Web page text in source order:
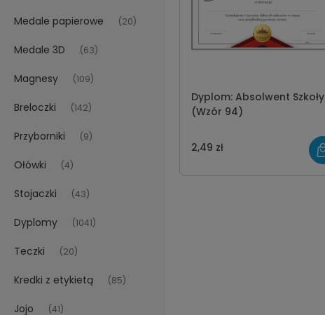
Medale papierowe (20)
Medale 3D (63)
Magnesy (109)
Breloczki (142)
Przyborniki (9)
Ołówki (4)
Stojaczki (43)
Dyplomy (1041)
Teczki (20)
Kredki z etykietą (85)
Jojo (41)
Dyplom: Absolwent Szkoły
(Wzór 94)
2,49 zł